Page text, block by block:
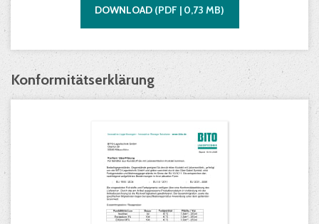
DOWNLOAD (PDF | 0,73 MB)
Konformitätserklärung